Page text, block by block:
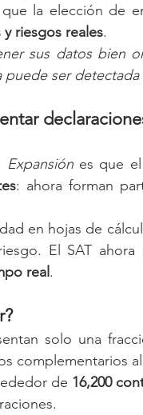
la elección de
riesgos reales.
sus datos bien
puede ser
Expansión es que el
: ahora forman
en hojas de
real.
solo una
complementarios
de 16,200